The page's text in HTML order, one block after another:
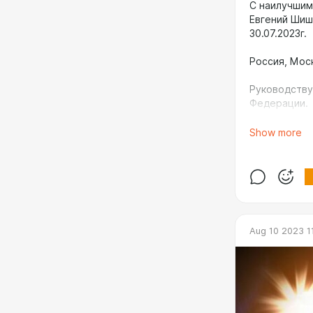
С
Евгений
30.07.2023г.
Россия,
Федерации.
Предлагаю
донести
исходя из
Show more
Aug 10 2023